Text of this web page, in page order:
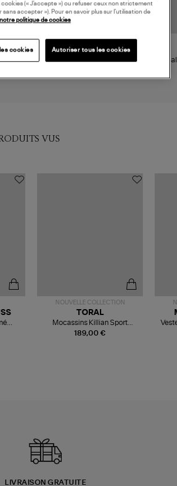
FORTE_FORTE
Ballerines Tulle Nero
VUS
NOUVELLE COLLECTION
189,00 €
TORAL
Mocassins Killian Sport
Mousse
LIVRAISON GRATUITE
(« J’accepte ») ou refuser ceux non strictement
accepter »). Pour en savoir plus sur l’utilisation de
politique de cookies
cookies Autoriser tous les cookies